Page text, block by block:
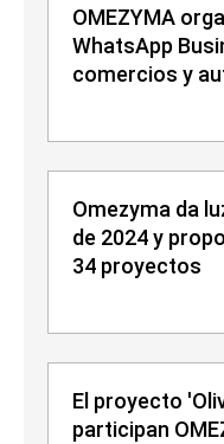
OMEZYMA
WhatsApp
comercios y
Omezyma da
de 2024 y
34 proyectos
El proyecto
participan